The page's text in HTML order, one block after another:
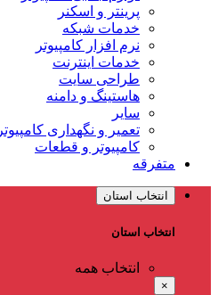
پرینتر و اسکنر
خدمات شبکه
نرم افزار کامپیوتر
خدمات اینترنت
طراحی سایت
هاستینگ و دامنه
سایر
تعمیر و نگهداری کامپیوتر
کامپیوتر و قطعات
متفرقه
انتخاب استان
انتخاب استان
انتخاب همه
×